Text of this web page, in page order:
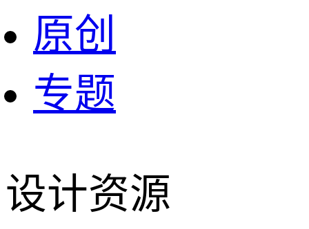
原创
专题
设计资源